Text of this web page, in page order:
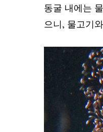
동굴 내에는
으니, 물고기